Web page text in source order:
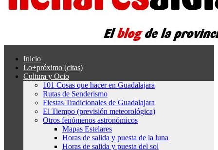
Inicio
Lo+próximo (citas)
Cultura y Ocio
101 Cosas que hacer en Guadalajara
Rutas de Senderismo
Fiestas Tradicionales de Guadalajara
El Tiempo (previsión meteorológica)
Otros fenómenos astronómicos
Mapas Estelares
Horas de salida y puesta de la luna
Horas de salida y puesta del sol